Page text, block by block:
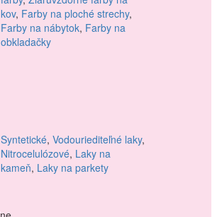
kov, Farby na ploché strechy,
Farby na nábytok, Farby na
obkladačky
Syntetické, Vodouriediteľné laky,
Nitrocelulózové, Laky na
kameň, Laky na parkety